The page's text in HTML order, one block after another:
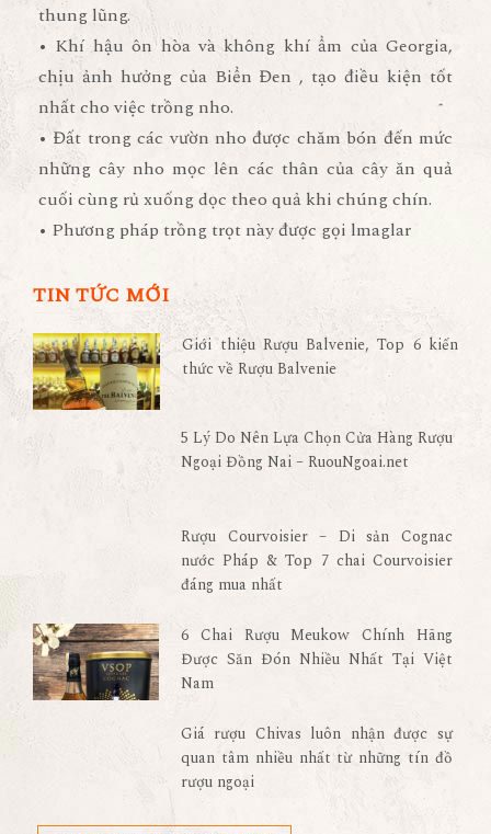
thung lũng.
• Khí hậu ôn hòa và không khí ẩm của Georgia,
chịu ảnh hưởng của Biển Đen , tạo điều kiện tốt
nhất cho việc trồng nho.
• Đất trong các vườn nho được chăm bón đến mức
những cây nho mọc lên các thân của cây ăn quả
cuối cùng rủ xuống dọc theo quả khi chúng chín.
• Phương pháp trồng trọt này được gọi lmaglar
TIN TỨC MỚI
Giới thiệu Rượu Balvenie, Top 6 kiến
thức về Rượu Balvenie
5 Lý Do Nên Lựa Chọn Cửa Hàng Rượu
Ngoại Đồng Nai – RuouNgoai.net
Rượu Courvoisier – Di sản Cognac
nước Pháp & Top 7 chai Courvoisier
đáng mua nhất
6 Chai Rượu Meukow Chính Hãng
Được Săn Đón Nhiều Nhất Tại Việt
Nam
Giá rượu Chivas luôn nhận được sự
quan tâm nhiều nhất từ những tín đồ
rượu ngoại